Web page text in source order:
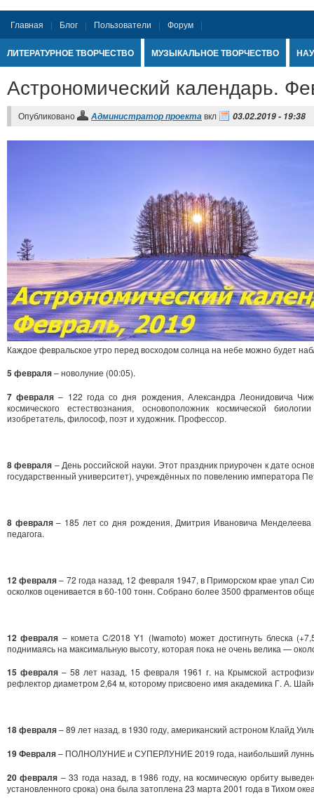
Главная Блог Пользователи Форум
ЛИТЕРАТУРНОЕ ТВОРЧЕСТВО МУЗЫКАЛЬНОЕ ТВОРЧЕСТВО
Астрономический календарь.
Опубликовано Администратор проектавкл 03.02.2019 - 19:38
Каждое февральское утро перед восходом солнца на небе можно будет
5 февраля– новолуние (00:05).
7 февраля – 122 года со дня рождения, Александра Леонидовича
космического естествознания, основоположник космической
изобретатель, философ, поэт и художник. Профессор.
8 февраля – День российской науки. Этот праздник приурочен к дате
государственный университет), учреждённых по повелению императора
8 февраля– 185 лет со дня рождения, Дмитрия Ивановича Менделеева
педагога.
12 февраля– 72 года назад, 12 февраля 1947, в Приморском крае упал
осколков оценивается в 60-100 тонн. Собрано более 3500 фрагментов
12 февраля – комета C/2018 Y1 (Iwamoto) может достигнуть блеска
поднимаясь на максимальную высоту, которая пока не очень велика —
15 февраля – 58 лет назад, 15 февраля 1961 г. на Крымской
рефлектор диаметром 2,64 м, которому присвоено имя академика Г. А.
18 февраля– 89 лет назад, в 1930 году, американский астроном Клайд
19 Февраля– ПОЛНОЛУНИЕ и СУПЕРЛУНИЕ 2019 года, наибольший
20 февраля – 33 года назад, в 1986 году, на космическую орбиту
установленного срока) она была затоплена 23 марта 2001 года в Тихом